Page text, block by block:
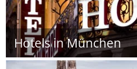
Hotels in München